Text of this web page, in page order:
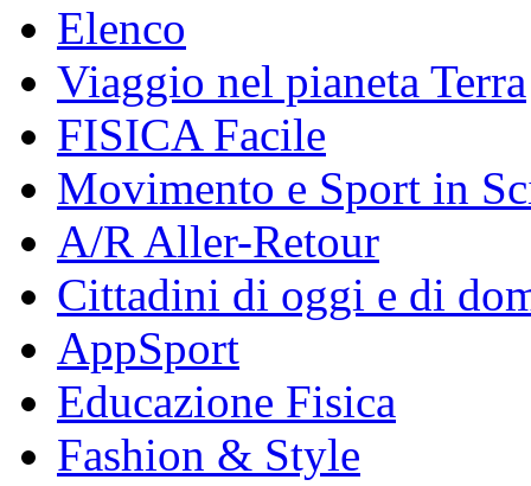
Elenco
Viaggio nel pianeta Terra
FISICA Facile
Movimento e Sport in
A/R Aller-Retour
Cittadini di oggi e di
AppSport
Educazione Fisica
Fashion & Style